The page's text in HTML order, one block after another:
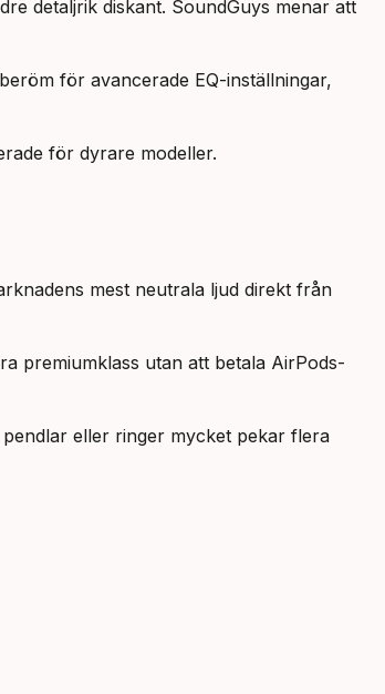
detaljrik diskant. SoundGuys menar att
för avancerade EQ-inställningar,
för dyrare modeller.
mest neutrala ljud direkt från
premiumklass utan att betala AirPods-
eller ringer mycket pekar flera